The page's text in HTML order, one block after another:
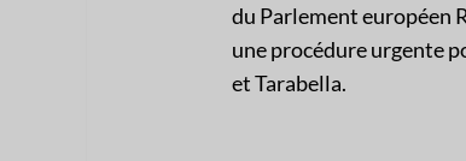
du Parlement européen
une procédure urgente
et Tarabella.